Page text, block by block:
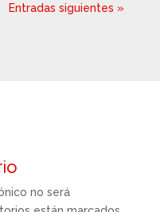
Entradas siguientes »
no será